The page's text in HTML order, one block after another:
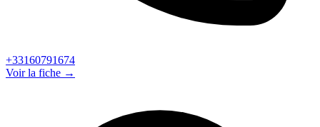
+33160791674
Voir la fiche →